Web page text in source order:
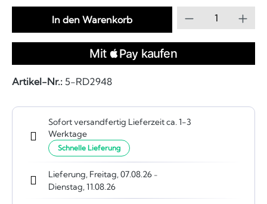
Produkt
In den Warenkorb
Artikel-Nr.: 5-RD2948
Sofort versandfertig Lieferzeit ca. 1-3
Werktage
Schnelle Lieferung
Lieferung, Freitag, 07.08.26 -
Dienstag, 11.08.26